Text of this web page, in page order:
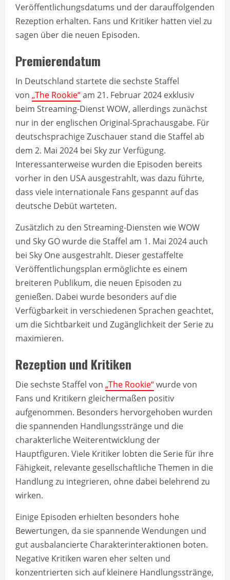
Veröffentlichungsdatums und der darauffolgenden
Rezeption erhalten. Fans und Kritiker hatten viel zu
sagen über die neuen Episoden.
Premierendatum
In Deutschland startete die sechste Staffel
von „The Rookie“am 21. Februar 2024 exklusiv
beim Streaming-Dienst WOW, allerdings zunächst
nur in der englischen Original-Sprachausgabe. Für
deutschsprachige Zuschauer stand die Staffel ab
dem 2. Mai 2024 bei Sky zur Verfügung.
Interessanterweise wurden die Episoden bereits
vorher in den USA ausgestrahlt, was dazu führte,
dass viele internationale Fans gespannt auf das
deutsche Debüt warteten.
Zusätzlich zu den Streaming-Diensten wie WOW
und Sky GO wurde die Staffel am 1. Mai 2024 auch
bei Sky One ausgestrahlt. Dieser gestaffelte
Veröffentlichungsplan ermöglichte es einem
breiteren Publikum, die neuen Episoden zu
genießen. Dabei wurde besonders auf die
Verfügbarkeit in verschiedenen Sprachen geachtet,
um die Sichtbarkeit und Zugänglichkeit der Serie zu
maximieren.
Rezeption und Kritiken
Die sechste Staffel von „The Rookie“wurde von
Fans und Kritikern gleichermaßen positiv
aufgenommen. Besonders hervorgehoben wurden
die spannenden Handlungsstränge und die
charakterliche Weiterentwicklung der
Hauptfiguren. Viele Kritiker lobten die Serie für ihre
Fähigkeit, relevante gesellschaftliche Themen in die
Handlung zu integrieren, ohne dabei belehrend zu
wirken.
Einige Episoden erhielten besonders hohe
Bewertungen, da sie spannende Wendungen und
gut ausbalancierte Charakterinteraktionen boten.
Negative Kritiken waren eher selten und
konzentrierten sich auf kleinere Handlungsstränge,